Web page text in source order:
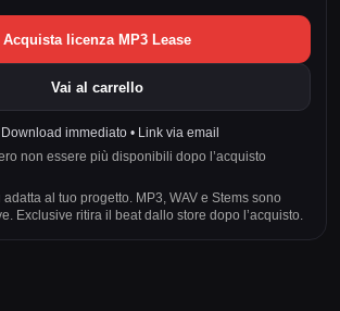
Acquista licenza MP3 Lease
Vai al carrello
immediato • Link via email
non essere più disponibili dopo l’acquisto
al tuo progetto. MP3, WAV e Stems sono
Exclusive ritira il beat dallo store dopo l’acquisto.